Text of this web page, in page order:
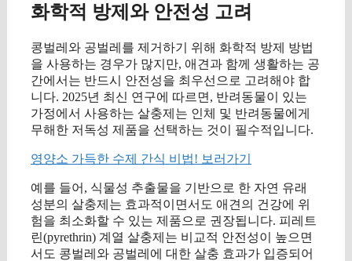
화학적 방제와 안전성 고려
콩벌레와 공벌레를 제거하기 위해 화학적 방제 방법
을 사용하는 경우가 많지만, 애견과 함께 생활하는 공
간에서는 반드시 안전성을 최우선으로 고려해야 합
니다. 2025년 최신 연구에 따르면, 반려동물이 있는
가정에서 사용하는 살충제는 인체 및 반려동물에게
무해한 저독성 제품을 선택하는 것이 필수적입니다.
영양소 가득한 수제 간식 비법! 보러가기
예를 들어, 식물성 추출물을 기반으로 한 자연 유래
성분의 살충제는 효과적이면서도 애견의 건강에 위
험을 최소화할 수 있는 제품으로 권장됩니다. 피레트
린(pyrethrin) 계열 살충제는 비교적 안전성이 높으면
서도 콩벌레와 공벌레에 대한 살충 효과가 입증되어